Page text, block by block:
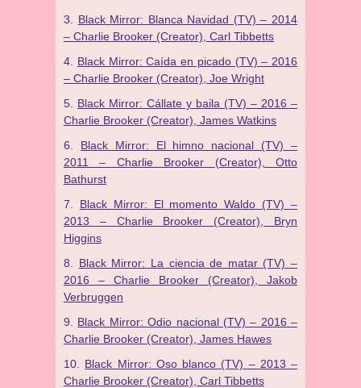
Black Mirror: Blanca Navidad (TV) – 2014
– Charlie Brooker (Creator), Carl Tibbetts
Black Mirror: Caída en picado (TV) – 2016
– Charlie Brooker (Creator), Joe Wright
Black Mirror: Cállate y baila (TV) – 2016 –
Charlie Brooker (Creator), James Watkins
Black Mirror: El himno nacional (TV) –
2011 – Charlie Brooker (Creator), Otto
Bathurst
Black Mirror: El momento Waldo (TV) –
2013 – Charlie Brooker (Creator), Bryn
Higgins
Black Mirror: La ciencia de matar (TV) –
2016 – Charlie Brooker (Creator), Jakob
Verbruggen
Black Mirror: Odio nacional (TV) – 2016 –
Charlie Brooker (Creator), James Hawes
Black Mirror: Oso blanco (TV) – 2013 –
Charlie Brooker (Creator), Carl Tibbetts